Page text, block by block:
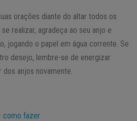
orações diante do altar todos os
realizar, agradeça ao seu anjo e
jogando o papel em água corrente. Se
desejo, lembre-se de energizar
anjos novamente.
como fazer